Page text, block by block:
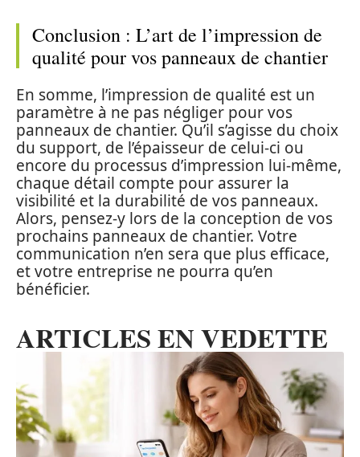
Conclusion : L’art de l’impression de
qualité pour vos panneaux de chantier
En somme, l’impression de qualité est un
paramètre à ne pas négliger pour vos
panneaux de chantier. Qu’il s’agisse du choix
du support, de l’épaisseur de celui-ci ou
encore du processus d’impression lui-même,
chaque détail compte pour assurer la
visibilité et la durabilité de vos panneaux.
Alors, pensez-y lors de la conception de vos
prochains panneaux de chantier. Votre
communication n’en sera que plus efficace,
et votre entreprise ne pourra qu’en
bénéficier.
ARTICLES EN VEDETTE